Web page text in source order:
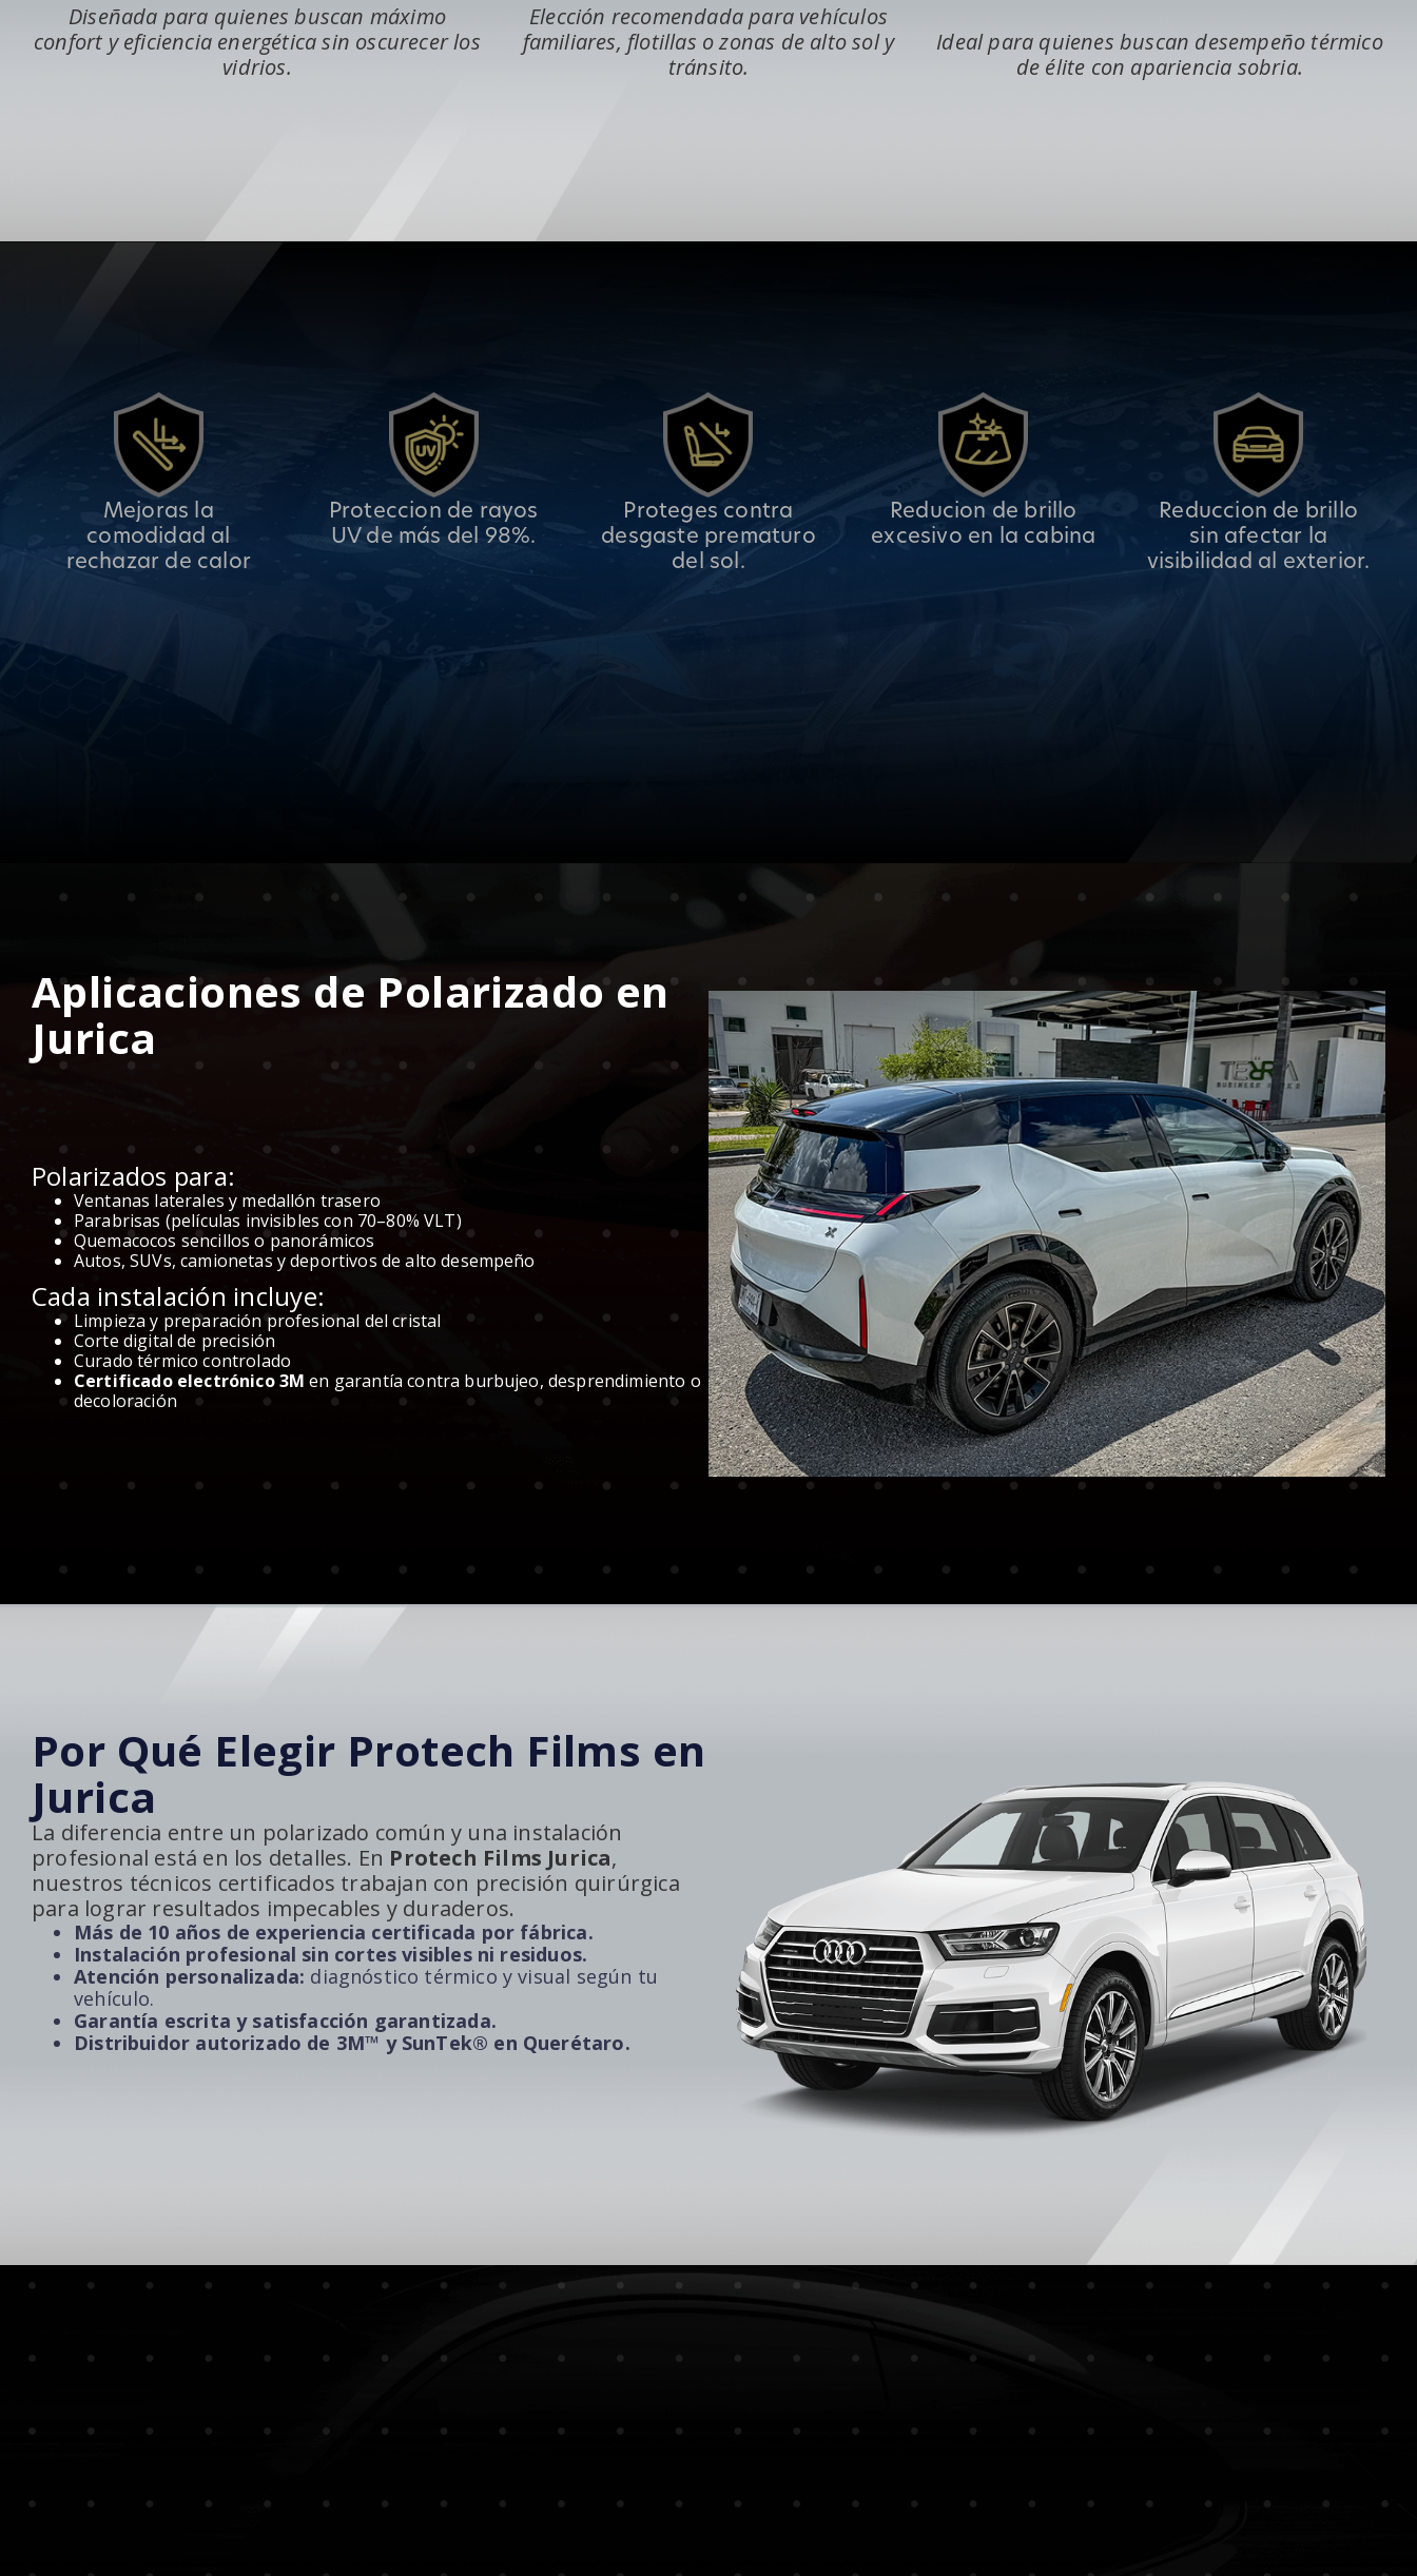
Diseñada para quienes buscan máximo
confort y eficiencia energética sin oscurecer los
vidrios.
Elección recomendada para vehículos
familiares, flotillas o zonas de alto sol y
tránsito.
Ideal para quienes buscan desempeño térmico
de élite con apariencia sobria.
Mejoras la
comodidad al
rechazar de calor
Proteccion de rayos
UV de más del 98%.
Proteges contra
desgaste prematuro
del sol.
Reducion de brillo
excesivo en la cabina
Reduccion de brillo
sin afectar la
visibilidad al exterior.
Aplicaciones de Polarizado en
Jurica
Polarizados para:
Ventanas laterales y medallón trasero
Parabrisas (películas invisibles con 70–80% VLT)
Quemacocos sencillos o panorámicos
Autos, SUVs, camionetas y deportivos de alto desempeño
Cada instalación incluye:
Limpieza y preparación profesional del cristal
Corte digital de precisión
Curado térmico controlado
Certificado electrónico 3M en garantía contra burbujeo, desprendimiento o
decoloración
Por Qué Elegir Protech Films en
Jurica
La diferencia entre un polarizado común y una instalación
profesional está en los detalles. En Protech Films Jurica,
nuestros técnicos certificados trabajan con precisión quirúrgica
para lograr resultados impecables y duraderos.
Más de 10 años de experiencia certificada por fábrica.
Instalación profesional sin cortes visibles ni residuos.
Atención personalizada: diagnóstico térmico y visual según tu
vehículo.
Garantía escrita y satisfacción garantizada.
Distribuidor autorizado de 3M™ y SunTek® en Querétaro.